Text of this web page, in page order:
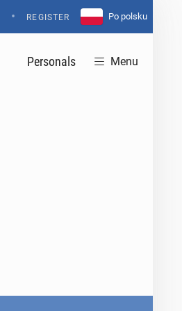
• REGISTER Po polsku
Personals Menu